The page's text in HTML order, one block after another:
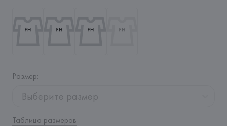
Размер:
Выберите размер
Таблица размеров